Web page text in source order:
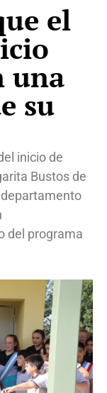
el
una
su
inicio de
Bustos de
departamento
del programa